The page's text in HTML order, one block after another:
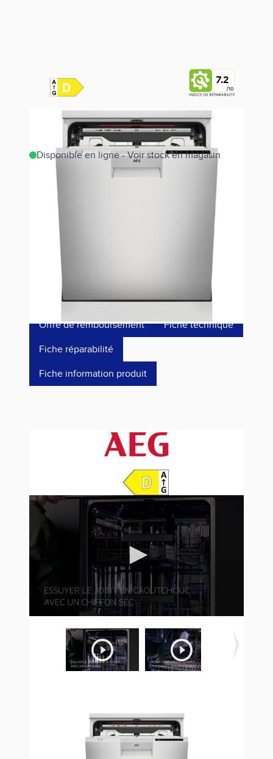
7.2
Disponible en ligne - Voir stock en magasin
Estimer les frais de port
Référence
1 299,00 €
dont éco-p
Offre de remboursement
Fiche technique
Fiche réparabilité
Fiche information produit